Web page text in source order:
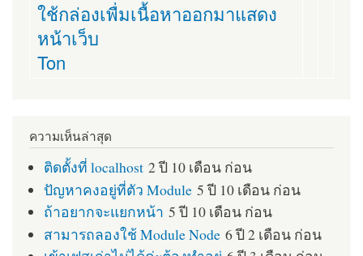
ใช้กล่องเพื่มเนื้อหาออกมาแสดง
หน้าเว็บ
Ton
ความเห็นล่าสุด
ติดตั้งที่ localhost 2 ปี 10 เดือน ก่อน
ปัญหาคงอยู่ที่ตัว Module 5 ปี 10 เดือน ก่อน
ถ้าอยากจะแยกหน้า 5 ปี 10 เดือน ก่อน
สามารถลองใช้ Module Node 6 ปี 2 เดือน ก่อน